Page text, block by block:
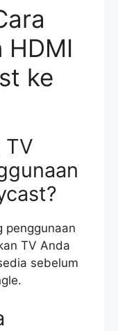
HDMI
ke
TV
penggunaan
TV Anda
sebelum